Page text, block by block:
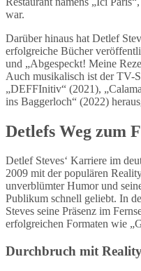
war.
Darüber hinaus hat Detlef
erfolgreiche Bücher
und „Abgespeckt! Meine
Auch musikalisch ist der TV-
„DEFFInitiv“ (2021),
ins Baggerloch“ (2022)
Detlefs Weg zum
Detlef Steves‘ Karriere im
2009 mit der populären
unverblümter Humor und
Publikum schnell geliebt. In
Steves seine Präsenz im
erfolgreichen Formaten wie
Durchbruch mit